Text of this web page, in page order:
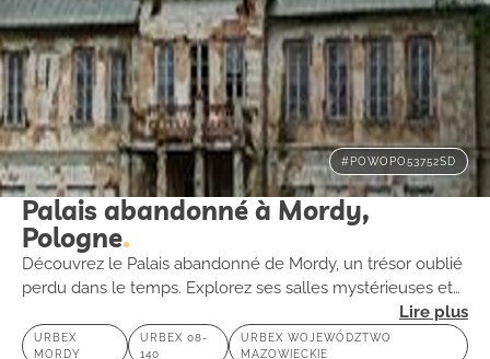
#POWOPO53752SD
Palais abandonné à Mordy,
Pologne
Découvrez le Palais abandonné de Mordy, un trésor oublié
perdu dans le temps. Explorez ses salles mystérieuses et
laissez-vous envoûter par son atmosphère chargée
URBEX
MORDY
URBEX 08-
140
URBEX WOJEWÓDZTWO
MAZOWIECKIE